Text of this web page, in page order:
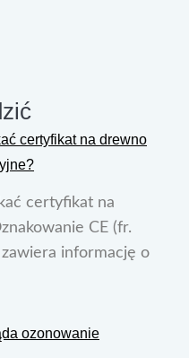
certyfikat na drewno
certyfikat na
CE (fr.
informację o
ozonowanie